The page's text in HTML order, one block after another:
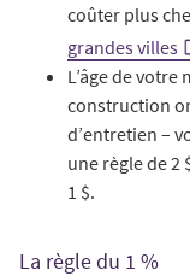
coûter plus
grandes villes
L’âge de
construction
d’entretien –
une règle de 2
1 $.
La règle du 1 %